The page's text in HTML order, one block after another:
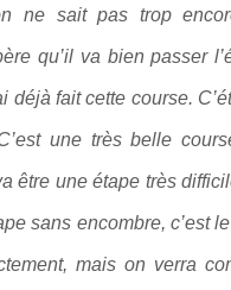
ne sait pas trop
qu’il va bien passer
déjà fait cette course.
une très belle
être une étape très
sans encombre, c’est
mais on verra